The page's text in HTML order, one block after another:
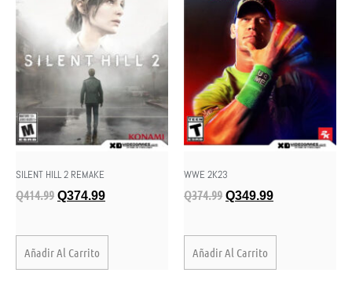
SILENT HILL 2 REMAKE
Q414.99 Q374.99
Añadir Al Carrito
WWE 2K23
Q374.99 Q349.99
Añadir Al Carrito